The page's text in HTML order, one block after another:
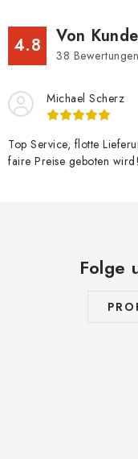
4.8 Von
38
Michael Scherz
Top Service, flotte
faire Preise geboten wird!
Folge